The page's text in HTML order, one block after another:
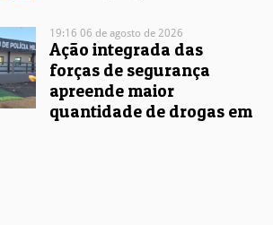
19:16 06 de agosto de 2026
Ação integrada das
forças de segurança
apreende maior
quantidade de drogas em